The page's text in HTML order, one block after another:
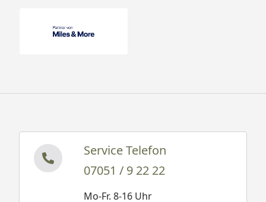
Service Telefon
07051 / 9 22 22
Mo-Fr. 8-16 Uhr